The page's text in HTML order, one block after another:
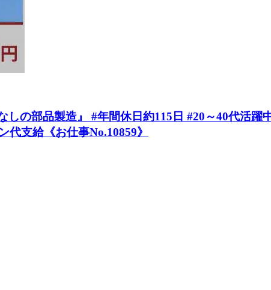
の部品製造』 #年間休日約115日 #20～40代活躍
支給《お仕事No.10859》